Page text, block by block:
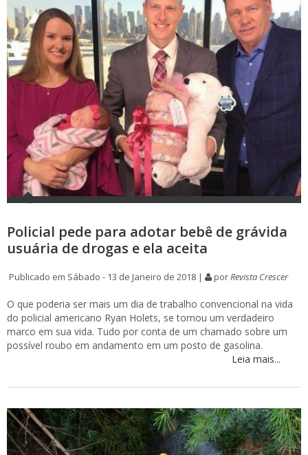
Policial pede para adotar bebê de grávida
usuária de drogas e ela aceita
Publicado em Sábado - 13 de Janeiro de 2018 | porRevista Crescer
O que poderia ser mais um dia de trabalho convencional na vida
do policial americano Ryan Holets, se tornou um verdadeiro
marco em sua vida. Tudo por conta de um chamado sobre um
possível roubo em andamento em um posto de gasolina.
Leia mais...